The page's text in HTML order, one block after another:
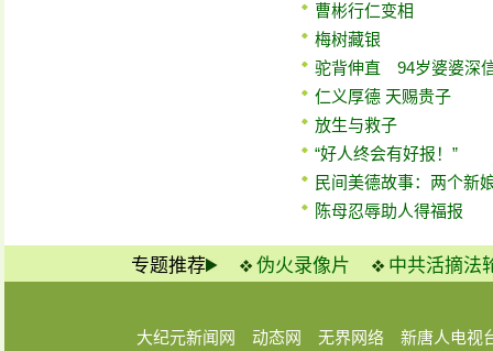
曹彬行仁变相
梅树藏银
驼背伸直 94岁婆婆深
仁义厚德 天赐贵子
放生与救子
“好人终会有好报！”
民间美德故事：两个新
陈母忍辱助人得福报
专题推荐 伪火录像片 中共活摘法
大纪元新闻网 动态网 无界网络
新唐人电视